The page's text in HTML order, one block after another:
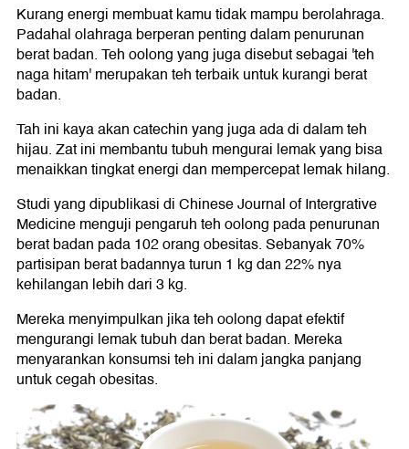
Kurang energi membuat kamu tidak mampu berolahraga.
Padahal olahraga berperan penting dalam penurunan
berat badan. Teh oolong yang juga disebut sebagai 'teh
naga hitam' merupakan teh terbaik untuk kurangi berat
badan.
Tah ini kaya akan catechin yang juga ada di dalam teh
hijau. Zat ini membantu tubuh mengurai lemak yang bisa
menaikkan tingkat energi dan mempercepat lemak hilang.
Studi yang dipublikasi di Chinese Journal of Intergrative
Medicine menguji pengaruh teh oolong pada penurunan
berat badan pada 102 orang obesitas. Sebanyak 70%
partisipan berat badannya turun 1 kg dan 22% nya
kehilangan lebih dari 3 kg.
Mereka menyimpulkan jika teh oolong dapat efektif
mengurangi lemak tubuh dan berat badan. Mereka
menyarankan konsumsi teh ini dalam jangka panjang
untuk cegah obesitas.